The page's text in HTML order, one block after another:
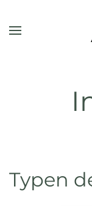
Skip to main
Typen